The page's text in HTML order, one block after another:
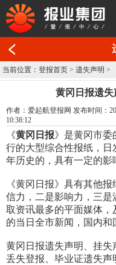
当前位置：登报首页 >遗失声明 >
黄冈日报遗失
作者：爱起航登报网 发布时间：
10:38:12
《黄冈日报》是黄冈市委
行的大型综合性报纸，日
年历史的，具有一定的影
《黄冈日报》具有其他
信力，二是影响力，三
取资讯最多的平面媒体
的当日全市新闻，国内和
黄冈日报遗失声明、挂
丢失登报、毕业证遗失